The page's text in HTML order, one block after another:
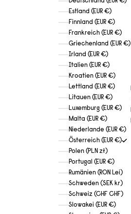
Estland (EUR €)
Finnland (EUR €)
Frankreich (EUR €)
Griechenland (EUR €)
Irland (EUR €)
Italien (EUR €)
Kroatien (EUR €)
Lettland (EUR €)
Litauen (EUR €)
Luxemburg (EUR €)
Malta (EUR €)
Niederlande (EUR €)
Österreich (EUR €)
Polen (PLN zł)
Portugal (EUR €)
Rumänien (RON Lei)
Schweden (SEK kr)
Schweiz (CHF CHF)
Slowakei (EUR €)